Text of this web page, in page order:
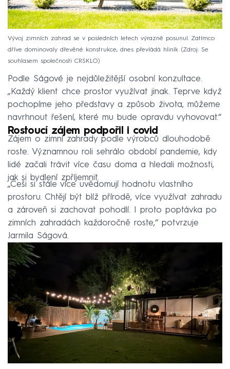
Vývoj zimních zahrad se v posledních letech výrazně posunul. Zatímco
dříve dominovaly dřevěné konstrukce, dnes převládá hliník
Zdroj: Se
souhlasem společnosti CRSKLO
Podle Ságové je nejdůležitější osobní konzultace.
„Každý klient chce prostor využívat jinak. Teprve když
pochopíme jeho představy a způsob života, můžeme
navrhnout řešení, které mu bude opravdu vyhovovat.“
Rostoucí zájem podpořil i covid
Zájem o zimní zahrady podle výrobců dlouhodobě
roste. Významnou roli sehrálo období pandemie, kdy
lidé začali trávit více času doma a hledali možnosti,
jak si bydlení zpříjemnit.
„Češi si stále více uvědomují hodnotu vlastního
prostoru. Chtějí být blíž přírodě, více využívat zahradu
a zároveň si zachovat pohodlí. I proto poptávka po
zimních zahradách každoročně roste,“ potvrzuje
Jarmila Ságová.